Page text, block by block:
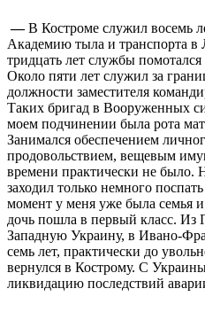
—В Костроме служил восемь
Академию тыла и транспорта в
тридцать лет службы
Около пяти лет служил за
должности заместителя
Таких бригад в Вооруженных
моем подчинении была рота
Занимался обеспечением
продовольствием, вещевым
времени практически не было.
заходил только немного
момент у меня уже была семья
дочь пошла в первый класс. Из
Западную Украину, в Ивано-
семь лет, практически до
вернулся в Кострому. С
ликвидацию последствий